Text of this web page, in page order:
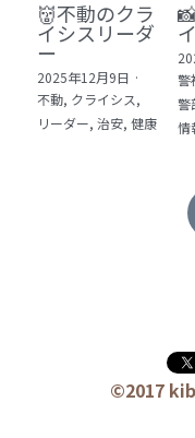
👹不動のクラ
イシスリーダ
ー
2025年12月9日 ·
不動, クライシス,
リーダー, 治安, 健康
警
警
情
©2017